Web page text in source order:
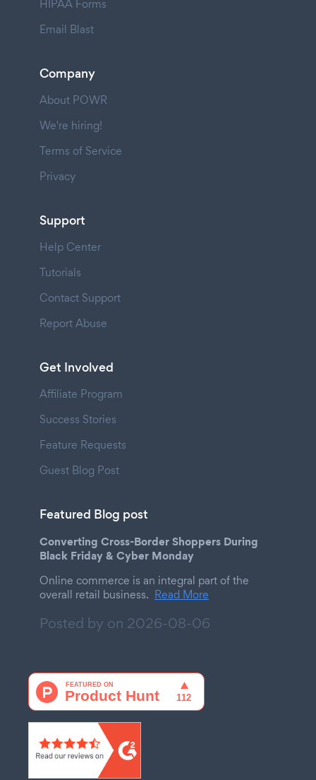
HIPAA Forms
Email Blast
Company
About POWR
We're hiring!
Terms of Service
Privacy
Support
Help Center
Tutorials
Contact Support
Report Abuse
Get Involved
Affiliate Program
Success Stories
Feature Requests
Guest Blog Post
Featured Blog post
Converting Cross-Border Shoppers During
Black Friday & Cyber Monday
Online commerce is an integral part of the
overall retail business. Read More
Posted by on 2026-08-06